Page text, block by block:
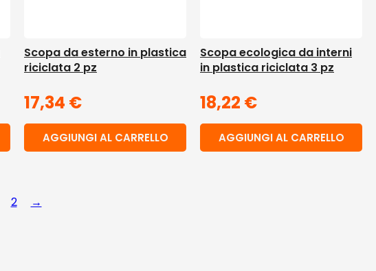
Scopa da esterno in plastica
riciclata 2 pz
17,34 €
AGGIUNGI AL CARRELLO
Scopa ecologica da interni
in plastica riciclata 3 pz
18,22 €
AGGIUNGI AL CARRELLO
2 →